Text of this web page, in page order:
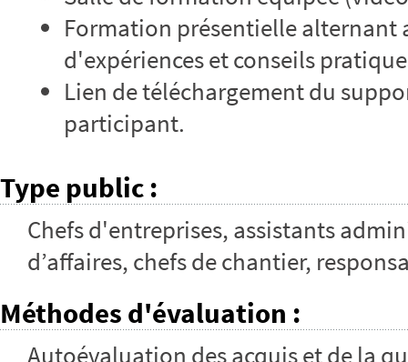
Formation présentielle
d'expériences et conseils
Lien de téléchargement du
participant.
Type public :
Chefs d'entreprises, assistants
d’affaires, chefs de chantier,
Méthodes d'évaluation :
Autoévaluation des acquis et de la